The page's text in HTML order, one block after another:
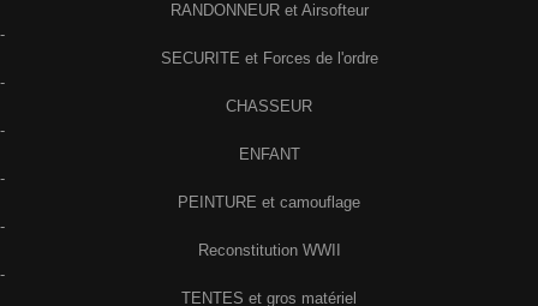
RANDONNEUR et Airsofteur
-
SECURITE et Forces de l'ordre
-
CHASSEUR
-
ENFANT
-
PEINTURE et camouflage
-
Reconstitution WWII
-
TENTES et gros matériel